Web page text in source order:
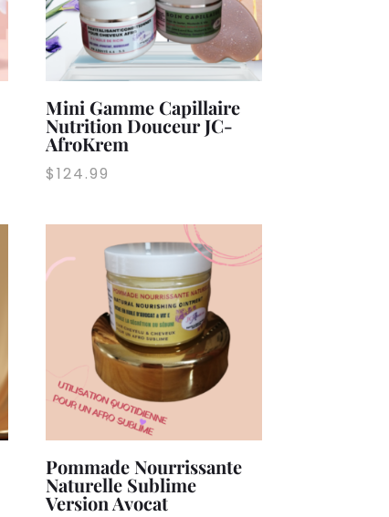
Mini Gamme Capillaire
Nutrition Douceur JC-
AfroKrem
$124.99
Pommade Nourrissante
Naturelle Sublime
Version Avocat